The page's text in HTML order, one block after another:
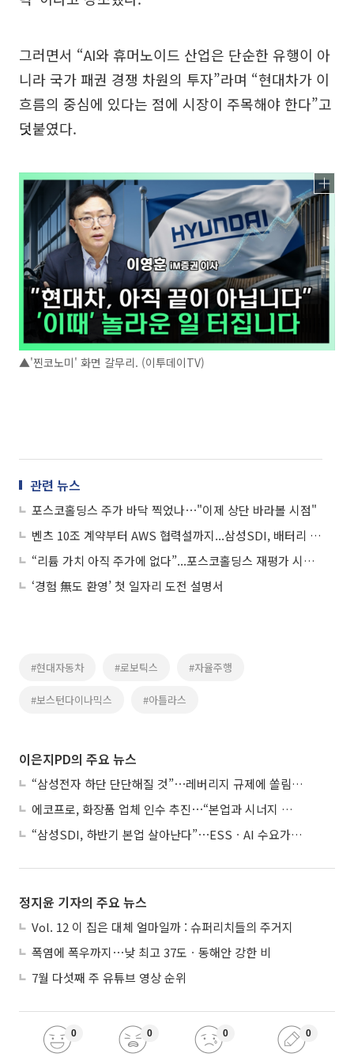
그러면서 “AI와 휴머노이드 산업은 단순한 유행이 아
니라 국가 패권 경쟁 차원의 투자”라며 “현대차가 이
흐름의 중심에 있다는 점에 시장이 주목해야 한다”고
덧붙였다.
▲'찐코노미' 화면 갈무리. (이투데이TV)
관련 뉴스
포스코홀딩스 주가 바닥 찍었나⋯"이제 상단 바라볼 시점"
벤츠 10조 계약부터 AWS 협력설까지...삼성SDI, 배터리 반등 ‘주도주’ 되나
“리튬 가치 아직 주가에 없다”...포스코홀딩스 재평가 시작되나
‘경험 無도 환영’ 첫 일자리 도전 설명서
#현대자동차 #로보틱스 #자율주행
#보스턴다이나믹스 #아틀라스
이은지PD의 주요 뉴스
“삼성전자 하단 단단해질 것”⋯레버리지 규제에 쏠림 완화
에코프로, 화장품 업체 인수 추진⋯“본업과 시너지 부족”
“삼성SDI, 하반기 본업 살아난다”⋯ESSㆍAI 수요가 견인
정지윤 기자의 주요 뉴스
Vol. 12 이 집은 대체 얼마일까 : 슈퍼리치들의 주거지
폭염에 폭우까지⋯낮 최고 37도ㆍ동해안 강한 비
7월 다섯째 주 유튜브 영상 순위
0 0 0 0